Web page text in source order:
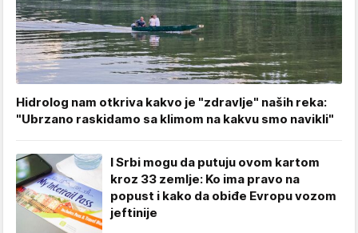
Hidrolog nam otkriva kakvo je "zdravlje" naših reka:
"Ubrzano raskidamo sa klimom na kakvu smo navikli"
I Srbi mogu da putuju ovom kartom
kroz 33 zemlje: Ko ima pravo na
popust i kako da obiđe Evropu vozom
jeftinije